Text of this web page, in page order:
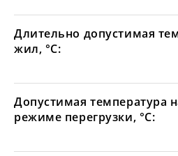
Длительно допустимая
жил, °С:
Допустимая температура
режиме перегрузки, °С: